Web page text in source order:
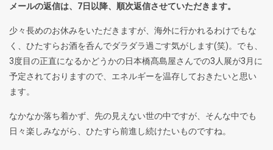
メールの返信は、7日以降、順次返信させていただきます。
少々長めのお休みをいただきますが、海外に行かれるわけでもな
く、ひたすらお酒を呑んでダラダラ過ごす気がします(笑)。でも、
3度目の正直になるかどうかの日本橋髙島屋さんでの3人展が3月に
予定されておりますので、エネルギーを温存しておきたいと思い
ます。
なかなか落ち着かず、先の見えない世の中ですが、そんな中でも
日々楽しみながら、ひたすら前進し続けたいものですね。